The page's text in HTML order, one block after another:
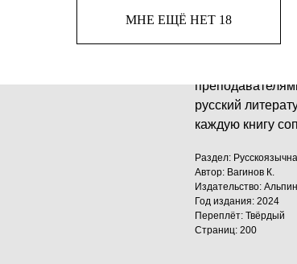
МНЕ ЕЩЁ НЕТ 18
с
литературы» —
интернет-
выбраны
русский
каждую книгу
Раздел:
Автор: Вагинов К.
Издательство:
Год издания: 2024
Переплёт: Твёрдый
Страниц: 200